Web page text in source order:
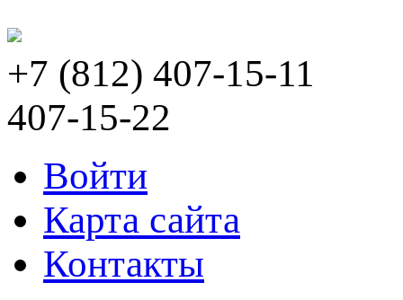
+7 (812) 407-15-11
407-15-22
Войти
Карта сайта
Контакты